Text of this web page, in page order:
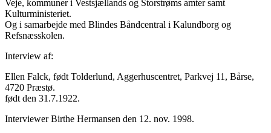
Veje, kommuner i Vestsjællands og Storstrøms amter samt
Kulturministeriet.
Og i samarbejde med Blindes Båndcentral i Kalundborg og
Refsnæsskolen.
Interview af:
Ellen Falck, født Tolderlund, Aggerhuscentret, Parkvej 11, Bårse,
4720 Præstø.
født den 31.7.1922.
Interviewer Birthe Hermansen den 12. nov. 1998.